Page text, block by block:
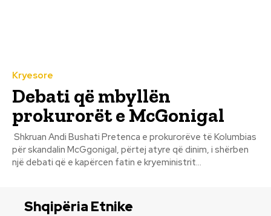
Kryesore
Debati që mbyllën
prokurorët e McGonigal
Shkruan Andi Bushati Pretenca e prokurorëve të Kolumbias
për skandalin McGgonigal, përtej atyre që dinim, i shërben
një debati që e kapërcen fatin e kryeministrit...
Shqipëria Etnike